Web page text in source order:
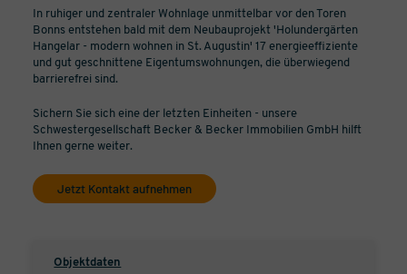
In ruhiger und zentraler Wohnlage unmittelbar vor den Toren
Bonns entstehen bald mit dem Neubauprojekt 'Holundergärten
Hangelar - modern wohnen in St. Augustin' 17 energieeffiziente
und gut geschnittene Eigentumswohnungen, die überwiegend
barrierefrei sind.
Sichern Sie sich eine der letzten Einheiten - unsere
Schwestergesellschaft Becker & Becker Immobilien GmbH hilft
Ihnen gerne weiter.
Jetzt Kontakt aufnehmen
Objektdaten